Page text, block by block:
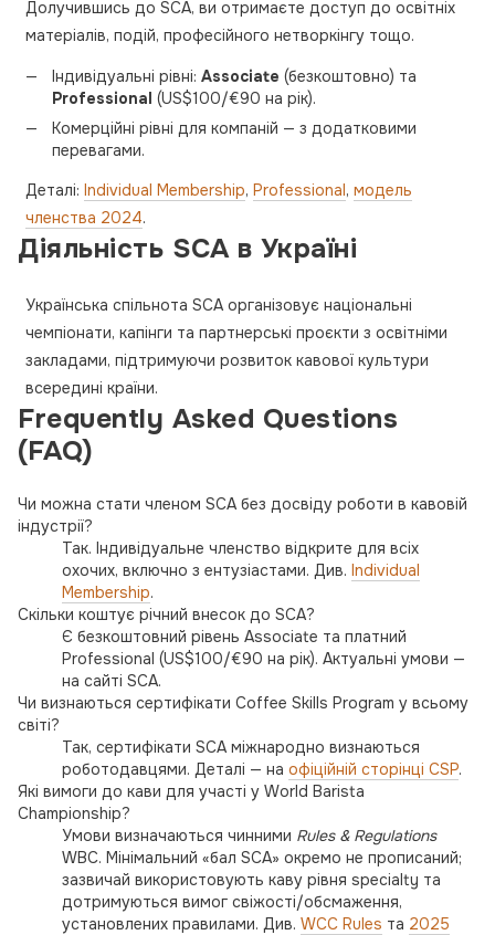
Долучившись до SCA, ви отримаєте доступ до освітніх
матеріалів, подій, професійного нетворкінгу тощо.
Індивідуальні рівні: Associate (безкоштовно) та
Professional (US$100/€90 на рік).
Комерційні рівні для компаній — з додатковими
перевагами.
Деталі: Individual Membership, Professional, модель
членства 2024.
Діяльність SCA в Україні
Українська спільнота SCA організовує національні
чемпіонати, капінги та партнерські проєкти з освітніми
закладами, підтримуючи розвиток кавової культури
всередині країни.
Frequently Asked Questions
(FAQ)
Чи можна стати членом SCA без досвіду роботи в кавовій
індустрії?
Так. Індивідуальне членство відкрите для всіх
охочих, включно з ентузіастами. Див. Individual
Membership.
Скільки коштує річний внесок до SCA?
Є безкоштовний рівень Associate та платний
Professional (US$100/€90 на рік). Актуальні умови —
на сайті SCA.
Чи визнаються сертифікати Coffee Skills Program у всьому
світі?
Так, сертифікати SCA міжнародно визнаються
роботодавцями. Деталі — на офіційній сторінці CSP.
Які вимоги до кави для участі у World Barista
Championship?
Умови визначаються чинними Rules & Regulations
WBC. Мінімальний «бал SCA» окремо не прописаний;
зазвичай використовують каву рівня specialty та
дотримуються вимог свіжості/обсмаження,
установлених правилами. Див. WCC Rules та 2025